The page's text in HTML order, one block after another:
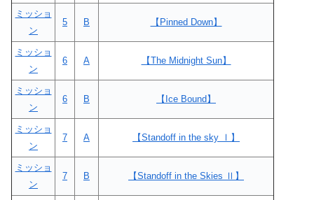
ミッショ
ン
5 B 【Pinned Down】
ミッショ
ン
6 A 【The Midnight Sun】
ミッショ
ン
6 B 【Ice Bound】
ミッショ
ン
7 A 【Standoff in the sky Ⅰ】
ミッショ
ン
7 B 【Standoff in the Skies Ⅱ】